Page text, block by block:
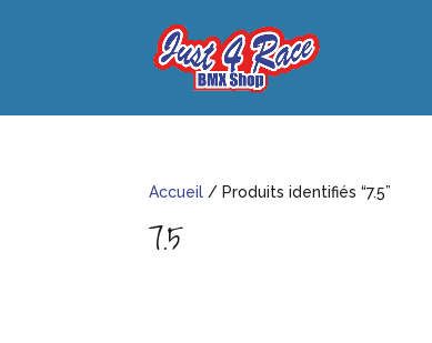
Accueil / Produits identifiés “7.5”
7.5